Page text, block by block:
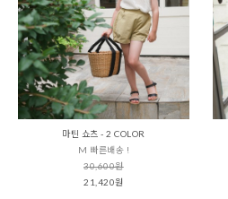
마틴 쇼츠 - 2 COLOR
M 빠른배송 !
30,600원
21,420원